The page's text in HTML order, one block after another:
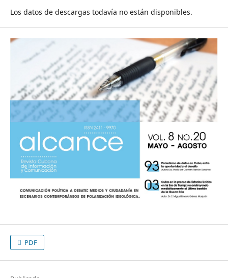
Los datos de descargas todavía no están disponibles.
PDF